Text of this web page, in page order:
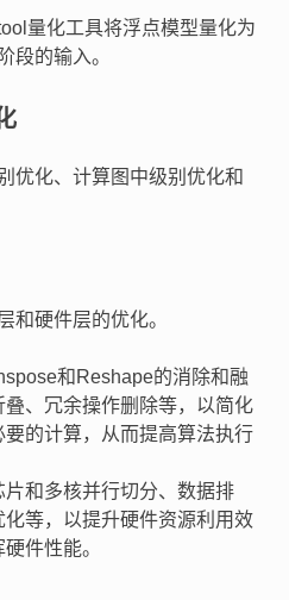
量化工具将浮点模型量化为
段的输入。
优化、计算图中级别优化和
和硬件层的优化。
和Reshape的消除和融
、冗余操作删除等，以简化
的计算，从而提高算法执行
和多核并行切分、数据排
等，以提升硬件资源利用效
件性能。